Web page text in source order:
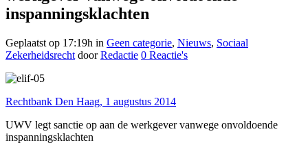
inspanningsklachten
inspanningsklachten
Geplaatst op 17:19h in Geen categorie, Nieuws, Sociaal
Zekerheidsrecht doorRedactie 0 Reactie's
Rechtbank Den Haag, 1 augustus 2014
UWV legt sanctie op aan de werkgever vanwege onvoldoende
inspanningsklachten